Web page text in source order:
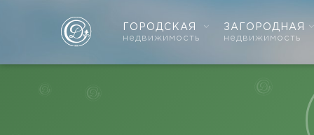
ГОРОДСКАЯ
недвижимость
ЗАГОРОДНАЯ
недвижимость